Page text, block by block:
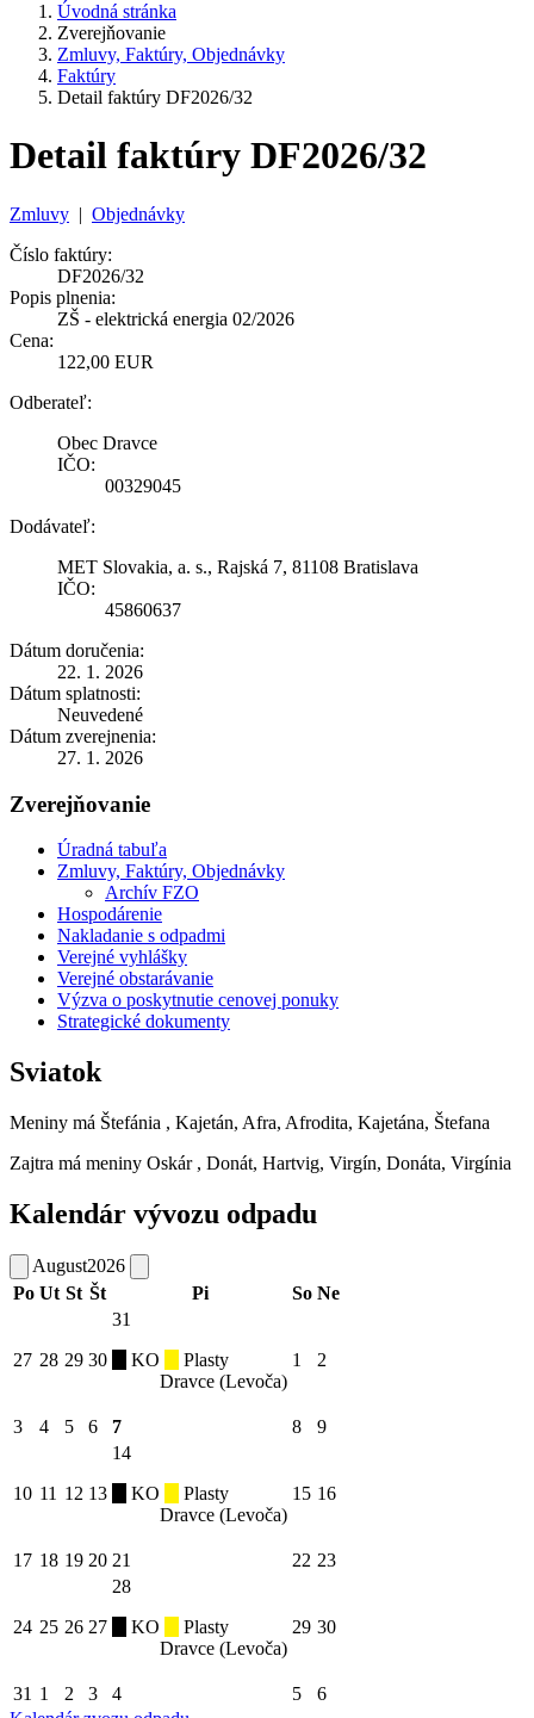
Úvodná stránka
Zverejňovanie
Zmluvy, Faktúry, Objednávky
Faktúry
Detail faktúry DF2026/32
Detail faktúry DF2026/32
Zmluvy | Objednávky
Číslo faktúry:
DF2026/32
Popis plnenia:
ZŠ - elektrická energia 02/2026
Cena:
122,00 EUR
Odberateľ:
Obec Dravce
IČO:
00329045
Dodávateľ:
MET Slovakia, a. s., Rajská 7, 81108 Bratislava
IČO:
45860637
Dátum doručenia:
22. 1. 2026
Dátum splatnosti:
Neuvedené
Dátum zverejnenia:
27. 1. 2026
Zverejňovanie
Úradná tabuľa
Zmluvy, Faktúry, Objednávky
Archív FZO
Hospodárenie
Nakladanie s odpadmi
Verejné vyhlášky
Verejné obstarávanie
Výzva o poskytnutie cenovej ponuky
Strategické dokumenty
Sviatok
Meniny má Štefánia , Kajetán, Afra, Afrodita, Kajetána, Štefana
Zajtra má meniny Oskár , Donát, Hartvig, Virgín, Donáta, Virgínia
Kalendár vývozu odpadu
August2026
Po Ut St Št Pi So Ne
27 28 29 30
31
KO
Plasty
Dravce (Levoča)
1 2
3 4 5 6 7 8 9
10 11 12 13
14
KO
Plasty
Dravce (Levoča)
15 16
17 18 19 20 21 22 23
24 25 26 27
28
KO
Plasty
Dravce (Levoča)
29 30
31 1 2 3 4 5
6